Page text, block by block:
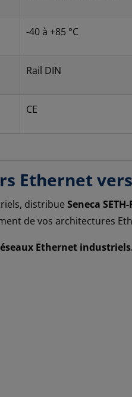
-40 à +85 °C
Rail DIN
CE
Ethernet
distribue Seneca
de vos architectures
Ethernet